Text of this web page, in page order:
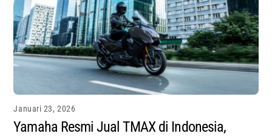
Januari 23, 2026
Yamaha Resmi Jual TMAX di Indonesia,